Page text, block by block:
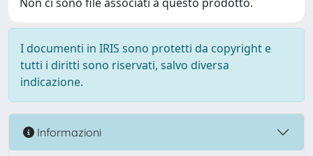
I documenti in IRIS sono protetti da copyright e
tutti i diritti sono riservati, salvo diversa
indicazione.
Informazioni